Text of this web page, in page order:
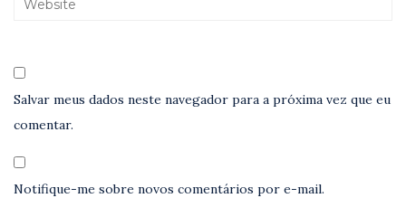
Salvar meus dados neste navegador para a próxima vez que eu
comentar.
Notifique-me sobre novos comentários por e-mail.